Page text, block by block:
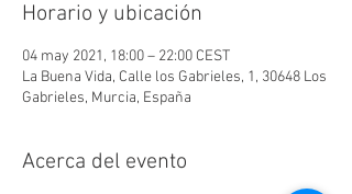
Horario y ubicación
04 may 2021, 18:00 – 22:00 CEST
La Buena Vida, Calle los Gabrieles, 1, 30648 Los
Gabrieles, Murcia, España
Acerca del evento